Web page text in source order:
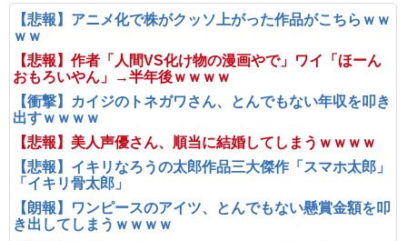
【悲報】アニメ化で株がクッソ上がった作品がこちらｗｗ
ｗｗ
【悲報】作者「人間VS化け物の漫画やで」ワイ「ほーん
おもろいやん」→半年後ｗｗｗｗ
【衝撃】カイジのトネガワさん、とんでもない年収を叩き
出すｗｗｗｗ
【悲報】美人声優さん、順当に結婚してしまうｗｗｗｗ
【悲報】イキリなろうの太郎作品三大傑作「スマホ太郎」
「イキリ骨太郎」
【朗報】ワンピースのアイツ、とんでもない懸賞金額を叩
き出してしまうｗｗｗｗ